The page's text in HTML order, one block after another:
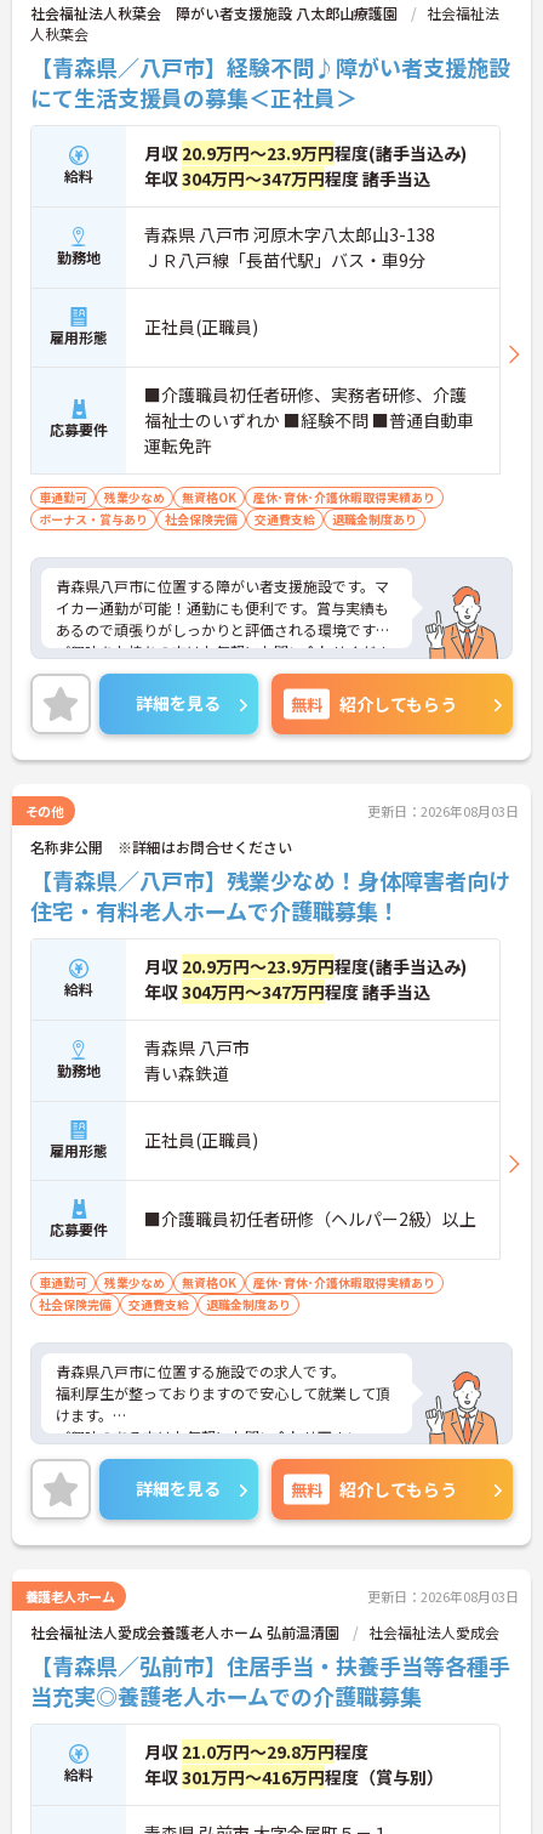
社会福祉法人秋葉会 障がい者支援施設 八太郎山療護園
社会福祉法
人秋葉会
【青森県／八戸市】経験不問♪障がい者支援施設
にて生活支援員の募集＜正社員＞
給料
月収 20.9万円～23.9万円程度(諸手当込み)
年収304万円～347万円程度 諸手当込
勤務地
青森県 八戸市 河原木字八太郎山3-138
ＪＲ八戸線「長苗代駅」バス・車9分
雇用形態 正社員(正職員)
応募要件
■介護職員初任者研修、実務者研修、介護
福祉士のいずれか ■経験不問 ■普通自動車
運転免許
車通勤可 残業少なめ 無資格OK
産休･育休･介護休暇取得実績あり
ボーナス・賞与あり
社会保険完備 交通費支給 退職金制度あり
青森県八戸市に位置する障がい者支援施設です。マ
イカー通勤が可能！通勤にも便利です。賞与実績も
あるので頑張りがしっかりと評価される環境です。
ご興味をお持ちの方はお気軽にお問い合わせくださ
い。
詳細を見る 無料 紹介してもらう
その他 更新日：2026年08月03日
名称非公開 ※詳細はお問合せください
【青森県／八戸市】残業少なめ！身体障害者向け
住宅・有料老人ホームで介護職募集！
給料
月収 20.9万円～23.9万円程度(諸手当込み)
年収304万円～347万円程度 諸手当込
勤務地
青森県 八戸市
青い森鉄道
雇用形態 正社員(正職員)
応募要件 ■介護職員初任者研修（ヘルパー2級）以上
車通勤可 残業少なめ 無資格OK
産休･育休･介護休暇取得実績あり
社会保険完備
交通費支給 退職金制度あり
青森県八戸市に位置する施設での求人です。
福利厚生が整っておりますので安心して就業して頂
けます。
ご興味のある方はお気軽にお問い合わせ下さい。
詳細を見る 無料 紹介してもらう
養護老人ホーム 更新日：2026年08月03日
社会福祉法人愛成会養護老人ホーム 弘前温清園 社会福祉法人愛成会
【青森県／弘前市】住居手当・扶養手当等各種手
当充実◎養護老人ホームでの介護職募集
給料
月収 21.0万円～29.8万円程度
年収301万円～416万円程度（賞与別）